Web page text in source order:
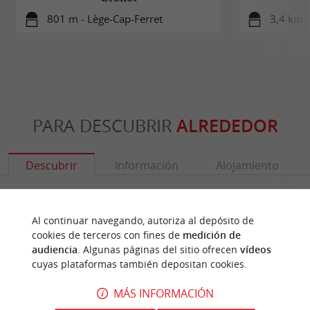
801 m - Lège-Cap-Ferret 3,4 km
PARA DESCUBRIR ALREDEDOR
Descubrir Información Alojamiento
Al continuar navegando, autoriza al depósito de
cookies de terceros con fines de medición de
audiencia. Algunas páginas del sitio ofrecen vídeos
cuyas plataformas también depositan cookies.
MÁS INFORMACIÓN